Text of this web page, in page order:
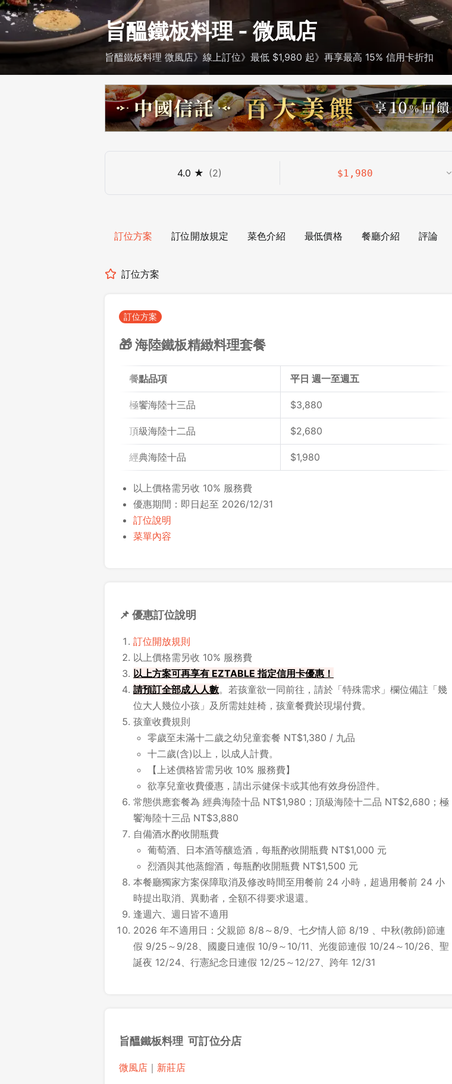
旨醞鐵板料理 - 微風店
旨醞鐵板料理 微風店》線上訂位》最低 $1,980 起》再享最高 15% 信用卡折扣
4.0 ★ (2) $1,980
訂位方案 訂位開放規定 菜色介紹 最低價格 餐廳介紹 評論
訂位方案
訂位方案
🎁 海陸鐵板精緻料理套餐
餐點品項 平日 週一至週五
極饗海陸十三品 $3,880
頂級海陸十二品 $2,680
經典海陸十品 $1,980
以上價格需另收 10% 服務費
優惠期間：即日起至 2026/12/31
訂位說明
菜單內容
📌 優惠訂位說明
訂位開放規則
以上價格需另收 10% 服務費
以上方案可再享有 EZTABLE 指定信用卡優惠！
請預訂全部成人人數。若孩童欲一同前往，請於「特殊需求」欄位備註「幾
位大人幾位小孩」及所需娃娃椅，孩童餐費於現場付費。
孩童收費規則
零歲至未滿十二歲之幼兒童套餐 NT$1,380 / 九品
十二歲(含)以上，以成人計費。
【上述價格皆需另收 10% 服務費】
欲享兒童收費優惠，請出示健保卡或其他有效身份證件。
常態供應套餐為 經典海陸十品 NT$1,980；頂級海陸十二品 NT$2,680；極
饗海陸十三品 NT$3,880
自備酒水酌收開瓶費
葡萄酒、日本酒等釀造酒，每瓶酌收開瓶費 NT$1,000 元
烈酒與其他蒸餾酒，每瓶酌收開瓶費 NT$1,500​ 元
本餐廳獨家方案保障取消及修改時間至用餐前 24 小時，超過用餐前 24 小
時提出取消、異動者，全額不得要求退還。
逢週六、週日皆不適用
2026 年不適用日：父親節 8/8～8/9、七夕情人節 8/19 、中秋(教師)節連
假 9/25～9/28、國慶日連假 10/9～10/11、光復節連假 10/24～10/26、聖
誕夜 12/24、行憲紀念日連假 12/25～12/27、跨年 12/31
旨醞鐵板料理 可訂位分店
微風店 ｜ 新莊店